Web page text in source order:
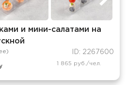
и мини-салатами на
ID: 2267600
1 865 руб./чел.